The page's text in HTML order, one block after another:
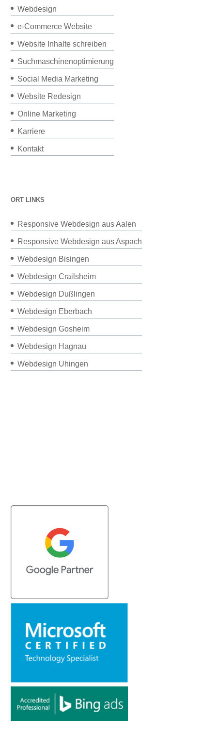
Webdesign
e-Commerce Website
Website Inhalte schreiben
Suchmaschinenoptimierung
Social Media Marketing
Website Redesign
Online Marketing
Karriere
Kontakt
ORT LINKS
Responsive Webdesign aus Aalen
Responsive Webdesign aus Aspach
Webdesign Bisingen
Webdesign Crailsheim
Webdesign Dußlingen
Webdesign Eberbach
Webdesign Gosheim
Webdesign Hagnau
Webdesign Uhingen